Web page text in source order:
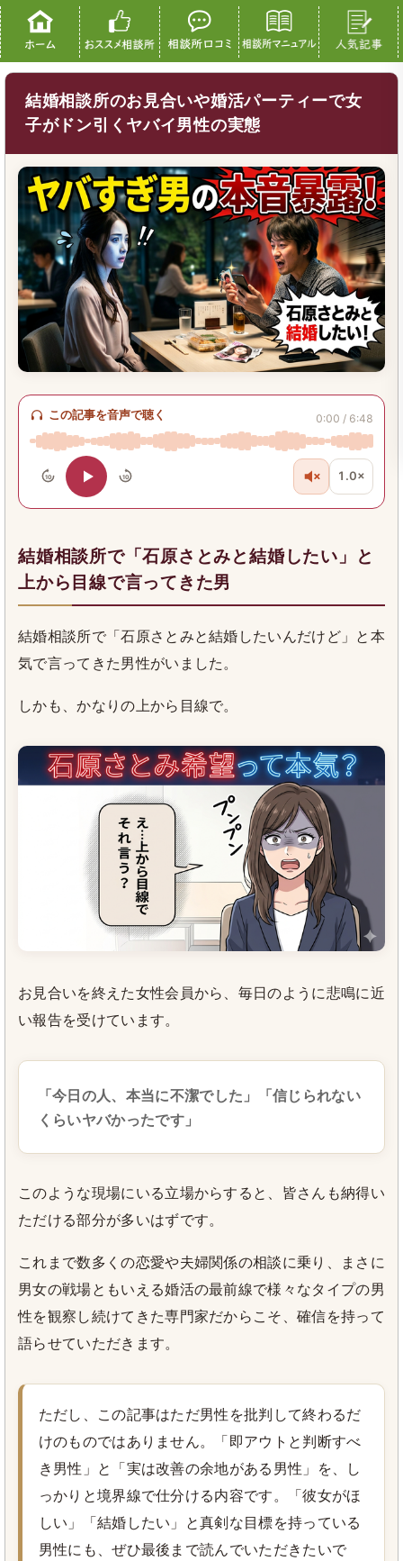
結婚相談所のお見合いや婚活パーティーで女
子がドン引くヤバイ男性の実態
この記事を音声で聴く 0:00 / 6:48
10 10 1.0×
結婚相談所で「石原さとみと結婚したい」と
上から目線で言ってきた男
結婚相談所で「石原さとみと結婚したいんだけど」と本
気で言ってきた男性がいました。
しかも、かなりの上から目線で。
お見合いを終えた女性会員から、毎日のように悲鳴に近
い報告を受けています。
「今日の人、本当に不潔でした」「信じられない
くらいヤバかったです」
このような現場にいる立場からすると、皆さんも納得い
ただける部分が多いはずです。
これまで数多くの恋愛や夫婦関係の相談に乗り、まさに
男女の戦場ともいえる婚活の最前線で様々なタイプの男
性を観察し続けてきた専門家だからこそ、確信を持って
語らせていただきます。
ただし、この記事はただ男性を批判して終わるだ
けのものではありません。「即アウトと判断すべ
き男性」と「実は改善の余地がある男性」を、し
っかりと境界線で仕分ける内容です。「彼女がほ
しい」「結婚したい」と真剣な目標を持っている
男性にも、ぜひ最後まで読んでいただきたいで